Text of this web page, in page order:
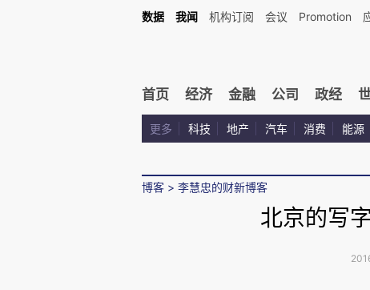
数据 我闻 机构订阅 会议 Promotion
首页 经济 金融 公司 政经
更多 科技 地产 汽车 消费 能源
博客 > 李慧忠的财新博客
北京的写